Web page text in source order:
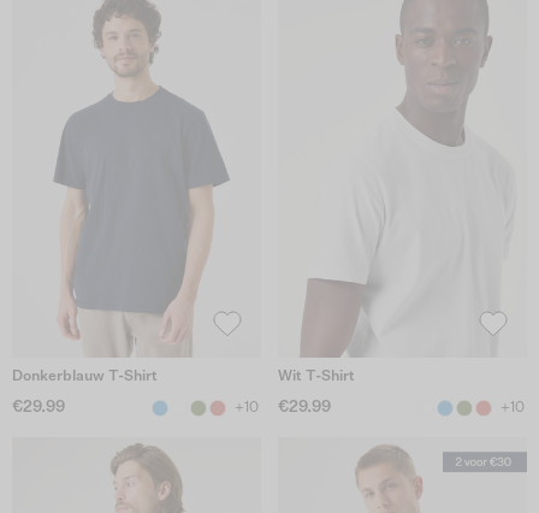
Donkerblauw T-Shirt
€29.99 +10
Wit T-Shirt
€29.99 +10